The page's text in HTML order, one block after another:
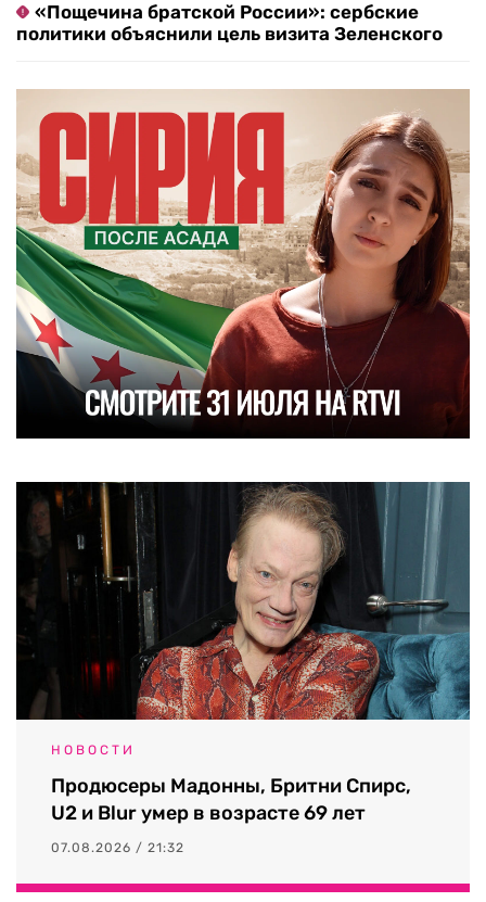
«Пощечина братской России»: сербские
политики объяснили цель визита Зеленского
НОВОСТИ
Продюсеры Мадонны, Бритни Спирс,
U2 и Blur умер в возрасте 69 лет
07.08.2026 / 21:32